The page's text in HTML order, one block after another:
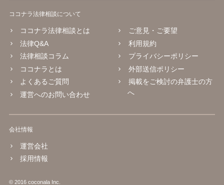
ココナラ法律相談について
ココナラ法律相談とは
法律Q&A
法律相談コラム
ココナラとは
よくあるご質問
運営へのお問い合わせ
ご意見・ご要望
利用規約
プライバシーポリシー
外部送信ポリシー
掲載をご検討の弁護士の方
へ
会社情報
運営会社
採用情報
© 2016 coconala Inc.